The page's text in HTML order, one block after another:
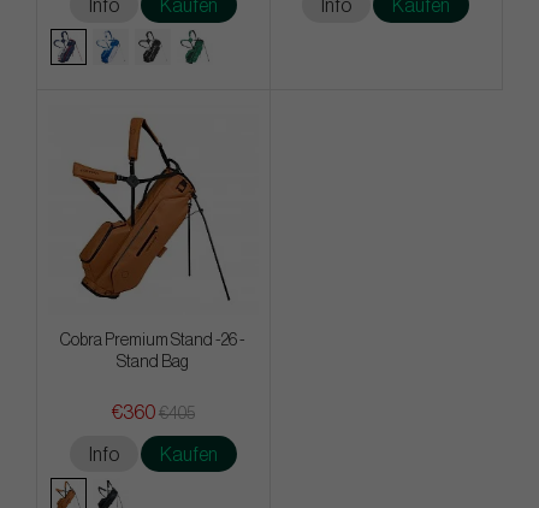
Info Kaufen Info Kaufen
Cobra Premium Stand -26 -
Stand Bag
€360 €405
Info Kaufen